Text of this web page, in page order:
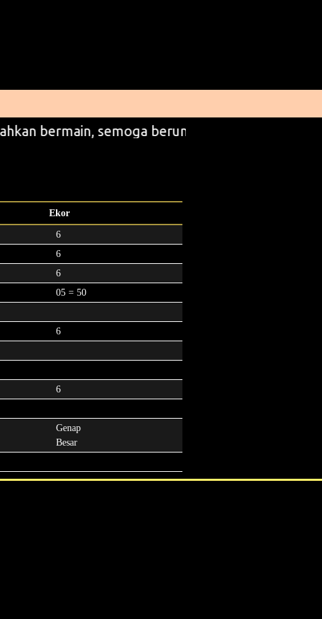
bermain, semoga beruntung
Ekor
6
6
6
05 = 50
6
6
Genap
Besar